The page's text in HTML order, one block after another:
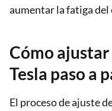
aumentar la fatiga del
Cómo
Tesla paso a
El proceso de ajuste